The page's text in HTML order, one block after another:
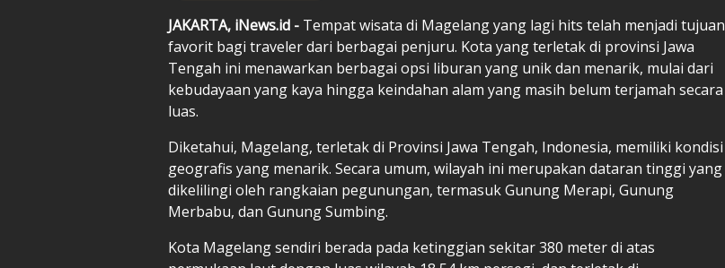
JAKARTA, iNews.id - Tempat wisata di Magelang yang lagi hits telah menjadi tujuan
favorit bagi traveler dari berbagai penjuru. Kota yang terletak di provinsi Jawa
Tengah ini menawarkan berbagai opsi liburan yang unik dan menarik, mulai dari
kebudayaan yang kaya hingga keindahan alam yang masih belum terjamah secara
luas.
Diketahui, Magelang, terletak di Provinsi Jawa Tengah, Indonesia, memiliki kondisi
geografis yang menarik. Secara umum, wilayah ini merupakan dataran tinggi yang
dikelilingi oleh rangkaian pegunungan, termasuk Gunung Merapi, Gunung
Merbabu, dan Gunung Sumbing.
Kota Magelang sendiri berada pada ketinggian sekitar 380 meter di atas